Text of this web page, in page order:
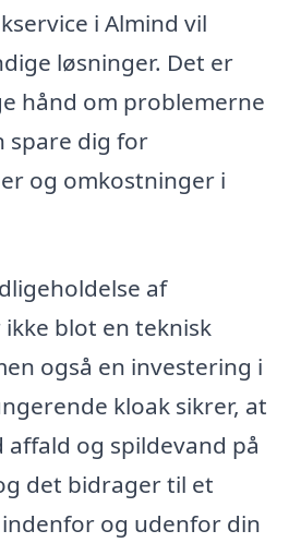
i Almind vil
løsninger. Det er
hånd om problemerne
spare dig for
og omkostninger i
af
blot en teknisk
også en investering i
kloak sikrer, at
affald og spildevand på
det bidrager til et
og udenfor din